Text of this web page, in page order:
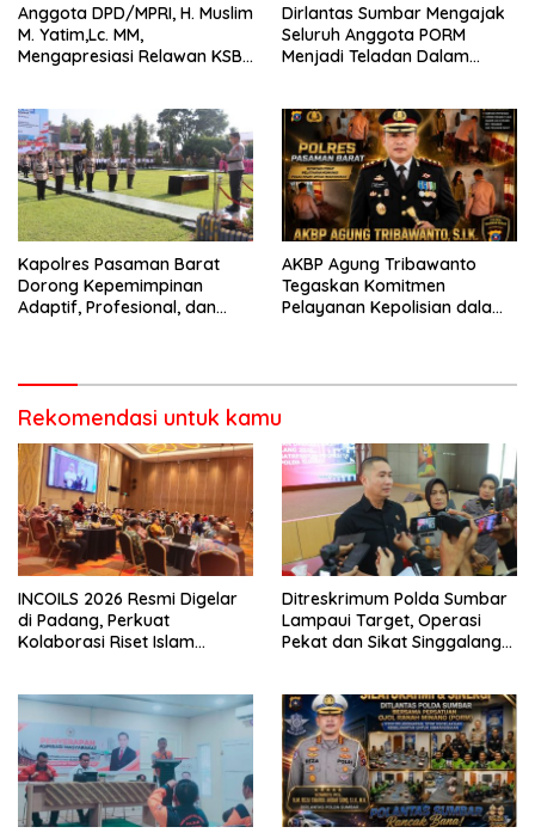
Anggota DPD/MPRI, H. Muslim
M. Yatim,Lc. MM,
Mengapresiasi Relawan KSB
Bencana
Dirlantas Sumbar Mengajak
Seluruh Anggota PORM
Menjadi Teladan Dalam
Perlengkapan Keselamatan
Berkendara
Kapolres Pasaman Barat
Dorong Kepemimpinan
Adaptif, Profesional, dan
AKBP Agung Tribawanto
Tegaskan Komitmen
Pelayanan Kepolisian dalam
Rekomendasi untuk kamu
INCOILS 2026 Resmi Digelar
di Padang, Perkuat
Kolaborasi Riset Islam
Ditreskrimum Polda Sumbar
Lampaui Target, Operasi
Pekat dan Sikat Singgalang